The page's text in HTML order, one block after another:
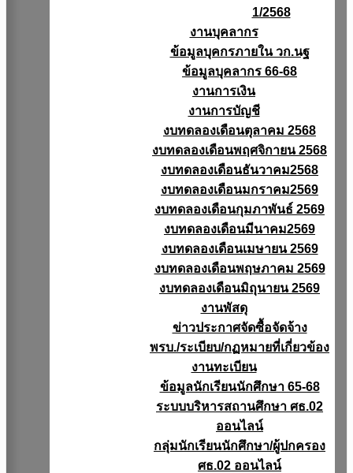
1/2568
งานบุคลากร
ข้อมูลบุคกรภายใน วก.นฐ
ข้อมูลบุคลากร 66-68
งานการเงิน
งานการบัญชี
งบทดลองเดือนตุลาคม 2568
งบทดลองเดือนพฤศจิกายน 2568
งบทดลองเดือนธันวาคม2568
งบทดลองเดือนมกราคม2569
งบทดลองเดือนกุมภาพันธ์ 2569
งบทดลองเดือนมีนาคม2569
งบทดลองเดือนเมษายน 2569
งบทดลองเดือนพฤษภาคม 2569
งบทดลองเดือนมิถุนายน 2569
งานพัสดุ
ข่าวประกาศจัดซื้อจัดจ้าง
พรบ./ระเบียบ/กฏหมายที่เกี่ยวข้อง
งานทะเบียน
ข้อมูลนักเรียนนักศึกษา 65-68
ระบบบริหารสถานศึกษา ศธ.02
ออนไลน์
กลุ่มนักเรียนนักศึกษา/ผู้ปกครอง
ศธ.02 ออนไลน์